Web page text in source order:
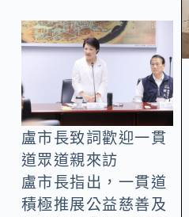
盧市長致詞歡迎一貫
道眾道親來訪
盧市長指出，一貫道
積極推展公益慈善及